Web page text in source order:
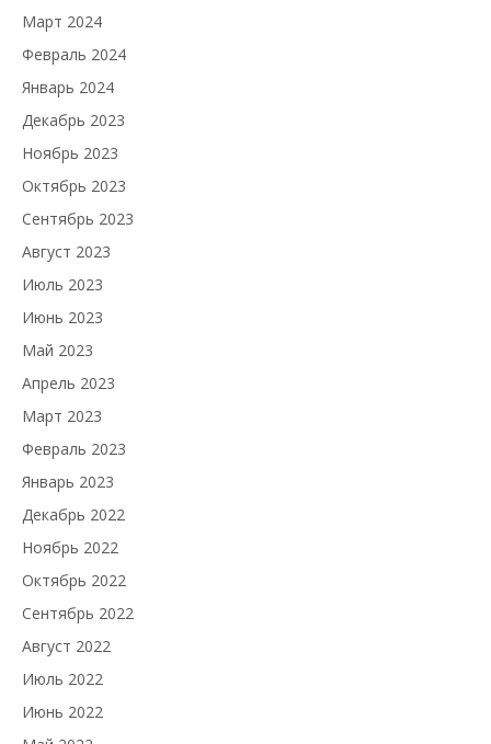
Март 2024
Февраль 2024
Январь 2024
Декабрь 2023
Ноябрь 2023
Октябрь 2023
Сентябрь 2023
Август 2023
Июль 2023
Июнь 2023
Май 2023
Апрель 2023
Март 2023
Февраль 2023
Январь 2023
Декабрь 2022
Ноябрь 2022
Октябрь 2022
Сентябрь 2022
Август 2022
Июль 2022
Июнь 2022